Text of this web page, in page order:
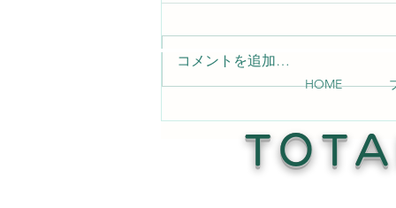
店内テーブルの傷補修 Read
コメントを追加…
HOME